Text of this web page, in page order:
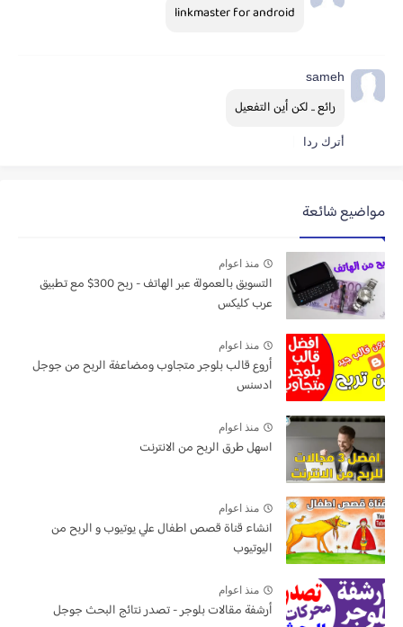
linkmaster for android
sameh
رائع .. لكن أين التفعيل
أترك ردا
مواضيع شائعة
منذ اعوام
التسويق بالعمولة عبر الهاتف - ربح 300$ مع تطبيق
عرب كليكس
منذ اعوام
أروع قالب بلوجر متجاوب ومضاعفة الربح من جوجل
ادسنس
منذ اعوام
اسهل طرق الربح من الانترنت
منذ اعوام
انشاء قناة قصص اطفال علي يوتيوب و الربح من
اليوتيوب
منذ اعوام
أرشفة مقالات بلوجر - تصدر نتائج البحث جوجل